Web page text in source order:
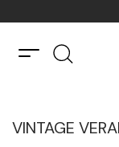
VINTAGE